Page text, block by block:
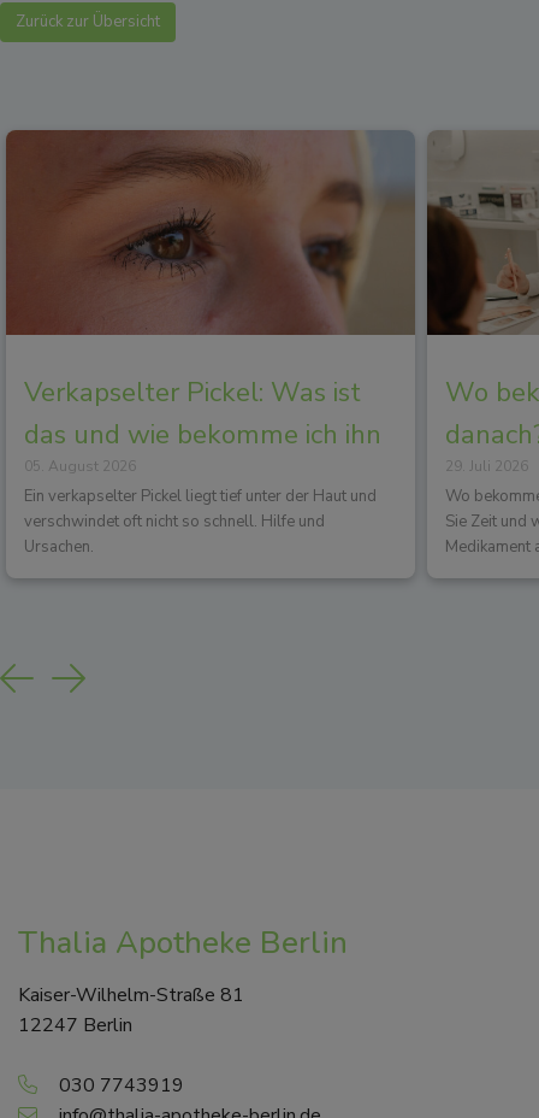
Zurück zur Übersicht
Verkapselter Pickel: Was ist
das und wie bekomme ich ihn
los?
05. August 2026
Ein verkapselter Pickel liegt tief unter der Haut und
verschwindet oft nicht so schnell. Hilfe und
Ursachen.
Wo
29. Juli 2026
Wo
Sie Zeit und
Medikament
Previous
Next
Thalia Apotheke Berlin
Kaiser-Wilhelm-Straße 81
12247 Berlin
030 7743919